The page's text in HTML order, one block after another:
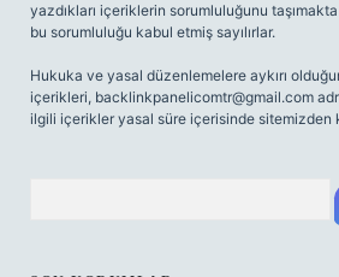
yazdıkları içeriklerin sorumluluğunu
bu sorumluluğu kabul etmiş sayılırlar.
Hukuka ve yasal düzenlemelere aykırı
içerikleri, backlinkpanelicomtr@gmail.com
ilgili içerikler yasal süre içerisinde sitemizden